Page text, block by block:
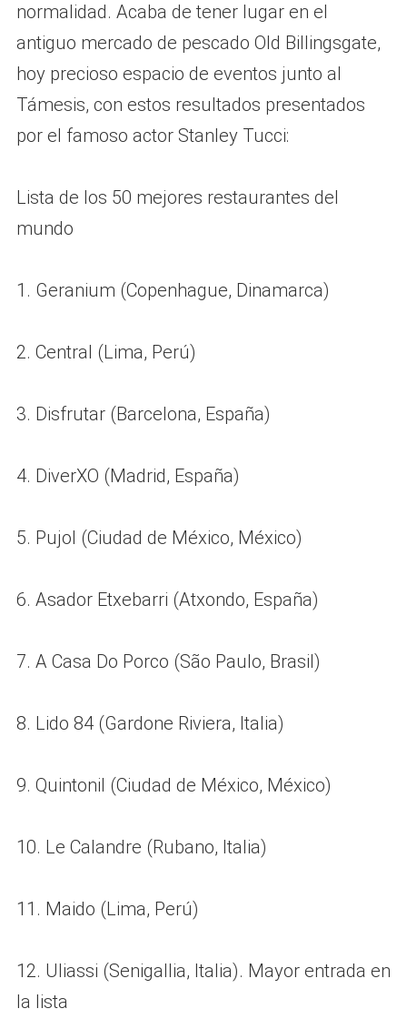
normalidad. Acaba de tener lugar en el
antiguo mercado de pescado Old Billingsgate,
hoy precioso espacio de eventos junto al
Támesis, con estos resultados presentados
por el famoso actor Stanley Tucci:
Lista de los 50 mejores restaurantes del
mundo
1. Geranium (Copenhague, Dinamarca)
2. Central (Lima, Perú)
3. Disfrutar (Barcelona, España)
4. DiverXO (Madrid, España)
5. Pujol (Ciudad de México, México)
6. Asador Etxebarri (Atxondo, España)
7. A Casa Do Porco (São Paulo, Brasil)
8. Lido 84 (Gardone Riviera, Italia)
9. Quintonil (Ciudad de México, México)
10. Le Calandre (Rubano, Italia)
11. Maido (Lima, Perú)
12. Uliassi (Senigallia, Italia). Mayor entrada en
la lista